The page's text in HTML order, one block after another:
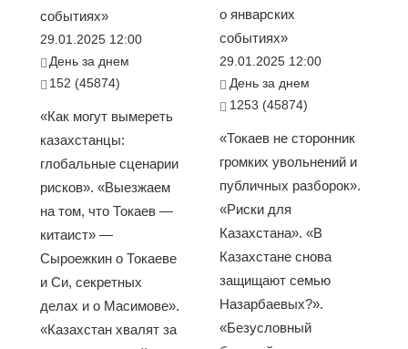
событиях»
29.01.2025 12:00
День за днем
152 (45874)
«Как могут вымереть
казахстанцы:
глобальные сценарии
рисков». «Выезжаем
на том, что Токаев —
китаист» —
Сыроежкин о Токаеве
и Си, секретных
делах и о Масимове».
«Казахстан хвалят за
о январских
событиях»
29.01.2025 12:00
День за днем
1253 (45874)
«Токаев не сторонник
громких увольнений и
публичных разборок».
«Риски для
Казахстана». «В
Казахстане снова
защищают семью
Назарбаевых?».
«Безусловный